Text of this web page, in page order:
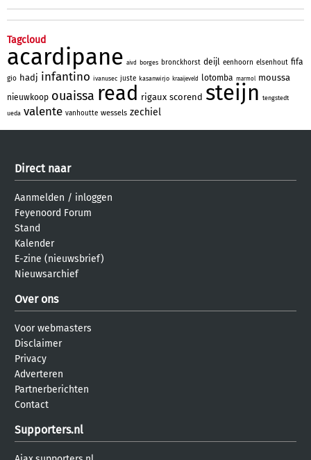
Tagcloud
acardipane aivd borges bronckhorst deijl eenhoorn elsenhout fifa
gio hadj infantino ivanusec juste kasanwirjo kraaijeveld lotomba marmol moussa
nieuwkoop ouaissa read rigaux scorend steijn tengstedt
ueda valente vanhoutte wessels zechiel
Direct naar
Aanmelden / inloggen
Feyenoord Forum
Stand
Kalender
E-zine (nieuwsbrief)
Nieuwsarchief
Over ons
Voor webmasters
Disclaimer
Privacy
Adverteren
Partnerberichten
Contact
Supporters.nl